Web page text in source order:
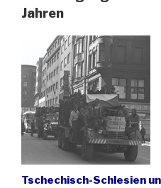
in
Jahren
Tschechisch-Schlesien